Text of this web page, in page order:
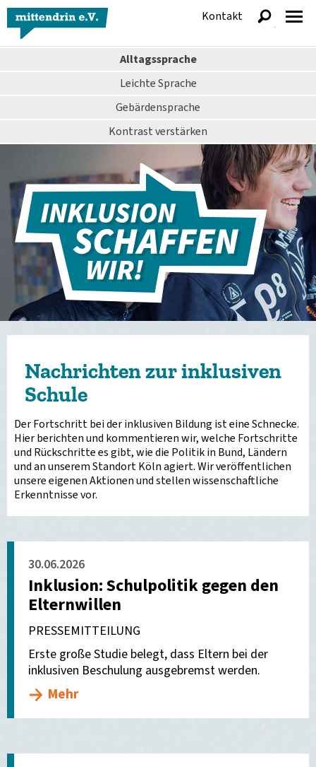
Alltagssprache
Leichte Sprache
Gebärdensprache
Kontrastverstärken
Kontakt
anzeigen
Nachrichten zur inklusiven
Schule
Der Fortschritt bei der inklusiven Bildung ist eine Schnecke.
Hier berichten und kommentieren wir, welche Fortschritte
und Rückschritte es gibt, wie die Politik in Bund, Ländern
und an unserem Standort Köln agiert. Wir veröffentlichen
unsere eigenen Aktionen und stellen wissenschaftliche
Erkenntnisse vor.
30.06.2026
Inklusion: Schulpolitik gegen den
Elternwillen
PRESSEMITTEILUNG
Erste große Studie belegt, dass Eltern bei der
inklusiven Beschulung ausgebremst werden.
Mehr